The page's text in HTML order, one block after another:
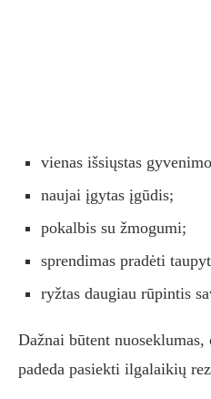
vienas išsiųstas
naujai įgytas įgūdis;
pokalbis su žmogumi;
sprendimas pradėti
ryžtas daugiau rūpintis
Dažnai būtent
padeda pasiekti ilgalaikių